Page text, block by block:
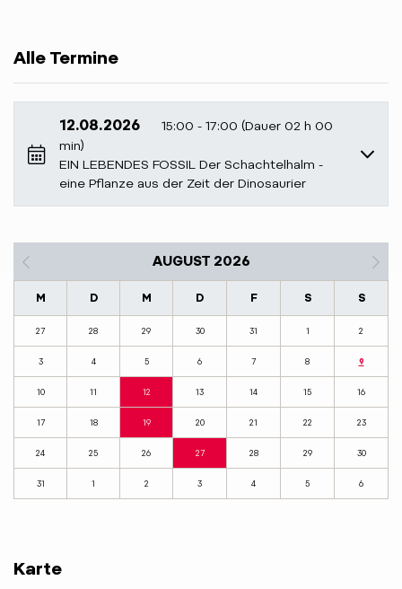
Alle Termine
12.08.2026
15:00 - 17:00 (Dauer 02 h 00
min)
EIN LEBENDES FOSSIL Der Schachtelhalm -
eine Pflanze aus der Zeit der Dinosaurier
AUGUST 2026
M D M D F S S
27 28 29 30 31 1 2
3 4 5 6 7 8 9
10 11 12 13 14 15 16
17 18 19 20 21 22 23
24 25 26 27 28 29 30
31 1 2 3 4 5 6
Karte